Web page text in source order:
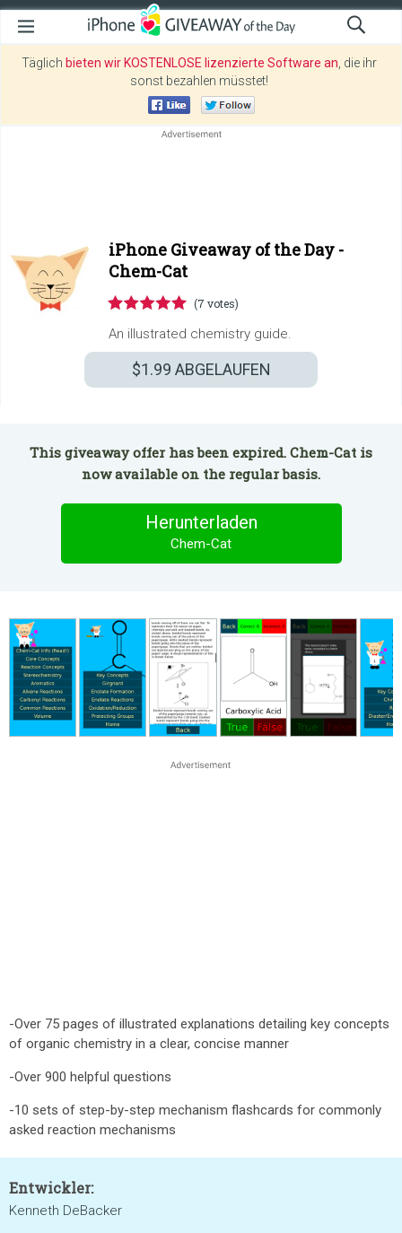
Täglich bieten wir KOSTENLOSE lizenzierte Software an , die ihr
sonst bezahlen müsstet!
iPhone Giveaway of the Day -
Chem-Cat
(7 votes)
An illustrated chemistry guide.
$1.99 ABGELAUFEN
This giveaway offer has been expired. Chem-Cat is
now available on the regular basis.
Herunterladen
Chem-Cat
-Over 75 pages of illustrated explanations detailing key concepts
of organic chemistry in a clear, concise manner
-Over 900 helpful questions
-10 sets of step-by-step mechanism flashcards for commonly
asked reaction mechanisms
Entwickler:
Kenneth DeBacker